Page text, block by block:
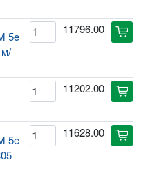
5e
11796.00 cart
11202.00 cart
5e
11628.00 cart